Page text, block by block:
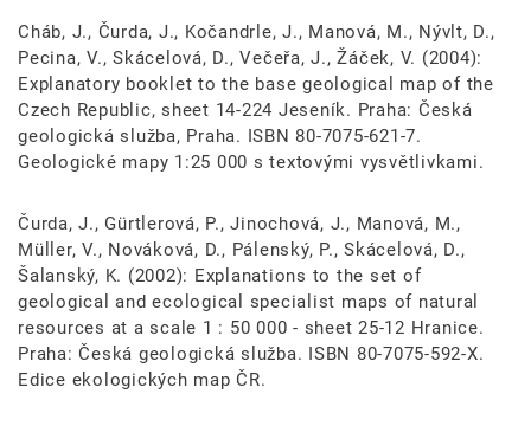
Cháb, J., Čurda, J., Kočandrle, J., Manová, M., Nývlt, D.,
Pecina, V., Skácelová, D., Večeřa, J., Žáček, V. (2004):
Explanatory booklet to the base geological map of the
Czech Republic, sheet 14-224 Jeseník. Praha: Česká
geologická služba, Praha. ISBN 80-7075-621-7.
Geologické mapy 1:25 000 s textovými vysvětlivkami.
Čurda, J., Gürtlerová, P., Jinochová, J., Manová, M.,
Müller, V., Nováková, D., Pálenský, P., Skácelová, D.,
Šalanský, K. (2002): Explanations to the set of
geological and ecological specialist maps of natural
resources at a scale 1 : 50 000 - sheet 25-12 Hranice.
Praha: Česká geologická služba. ISBN 80-7075-592-X.
Edice ekologických map ČR.